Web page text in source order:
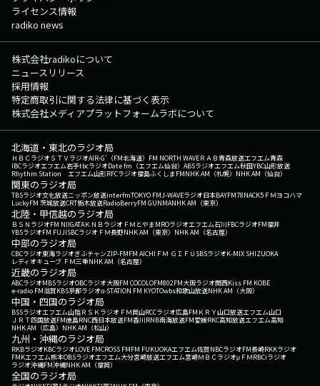
ライセンス情報
radiko news
株式会社radikoについて
ニュースリリース
採用情報
特定商取引に関する法律に基づく表示
株式会社メディアプラットフォームラボについて
北海道・東北のラジオ局
ＨＢＣラジオＳＴＶラジオAIR-G'（FM北海道） FM NORTH WAVEＲＡＢ青森放送エフエム青森
IBCラジオエフエム岩手tbcラジオDate fm（エフエム仙台） ABSラジオエフエム秋田YBC山形放送
Rhythm Station エフエム山形RFCラジオ福島ふくしまFMNHK AM（札幌） NHK AM（仙台）
関東のラジオ局
TBSラジオ文化放送ニッポン放送interfmTOKYO FMJ-WAVEラジオ日本BAYFM78NACK5 ＦＭヨコハマ
LuckyFM 茨城放送CRT栃木放送RadioBerryFM GUNMANHK AM（東京）
北陸・甲信越のラジオ局
ＢＳＮラジオFM NIIGATAＫＮＢラジオ ＦＭとやまMROラジオエフエム石川FBCラジオFM福井
YBSラジオFM FUJISBCラジオ ＦＭ長野NHK AM（東京） NHK AM（名古屋）
中部のラジオ局
CBCラジオ東海ラジオぎふチャンZIP-FMFM AICHI ＦＭ ＧＩＦＵ SBSラジオK-MIX SHIZUOKA
レディオキューブ ＦＭ三重NHK AM（名古屋）
近畿のラジオ局
ABCラジオMBSラジオOBCラジオ大阪FM COCOLOFM802FM大阪ラジオ関西Kiss FM KOBE
e-radio FM滋賀KBS京都ラジオα-STATION FM KYOTOwbs和歌山放送NHK AM（大阪）
中国・四国のラジオ局
BSSラジオエフエム山陰ＲＳＫラジオ ＦＭ岡山RCCラジオ広島FM ＫＲＹ山口放送エフエム山口
ＪＲＴ四国放送FM徳島RNC西日本放送FM香川RNB南海放送FM愛媛RKC高知放送エフエム高知
NHK AM（広島） NHK AM（松山）
九州・沖縄のラジオ局
RKBラジオKBCラジオLOVE FMCROSS FMFM FUKUOKAエフエム佐賀NBCラジオFM長崎RKKラジオ
FMKエフエム熊本OBSラジオエフエム大分宮崎放送エフエム宮崎ＭＢＣラジオμＦＭRBCiラジオ
ラジオ沖縄FM沖縄NHK AM（福岡）
全国のラジオ局